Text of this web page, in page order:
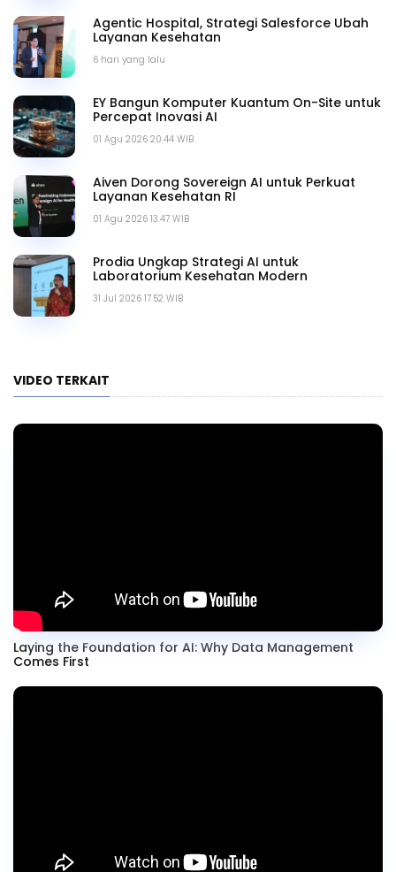
6 hari yang lalu
Agentic Hospital, Strategi Salesforce Ubah
Layanan Kesehatan
01 Agu 2026 20.44 WIB
EY Bangun Komputer Kuantum On-Site untuk
Percepat Inovasi AI
01 Agu 2026 13.47 WIB
Aiven Dorong Sovereign AI untuk Perkuat
Layanan Kesehatan RI
31 Jul 2026 17.52 WIB
Prodia Ungkap Strategi AI untuk
Laboratorium Kesehatan Modern
VIDEO TERKAIT
Laying the Foundation for AI: Why Data Management
Comes First